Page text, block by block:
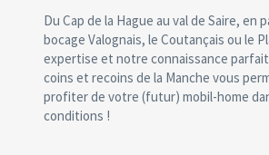
Du Cap de la Hague au val de Saire, en
bocage Valognais, le Coutançais ou le
expertise et notre connaissance
coins et recoins de la Manche vous
profiter de votre (futur) mobil-home
conditions !